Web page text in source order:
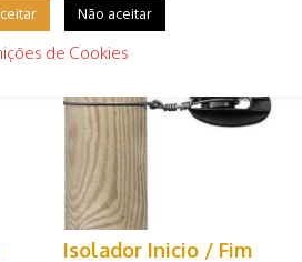
Isolador Inicio / Fim
Não aceitar
de Cookies